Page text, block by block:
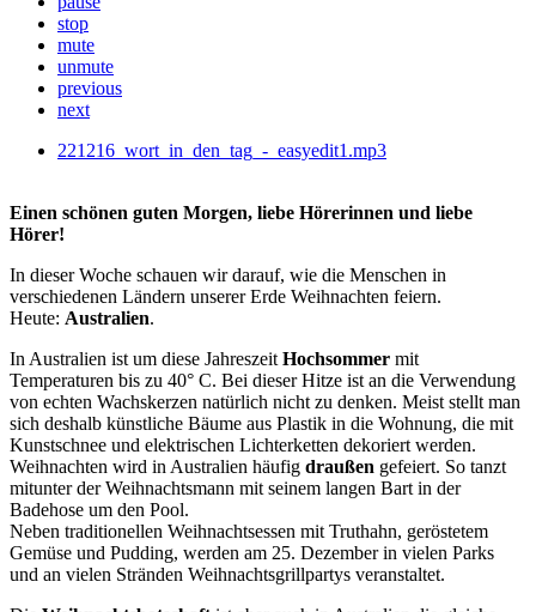
stop
mute
unmute
previous
next
221216_wort_in_den_tag_-_easyedit1.mp3
Einen schönen guten Morgen, liebe Hörerinnen und liebe
Hörer!
In dieser Woche schauen wir darauf, wie die Menschen in
verschiedenen Ländern unserer Erde Weihnachten feiern.
Heute: Australien.
In Australien ist um diese Jahreszeit Hochsommer mit
Temperaturen bis zu 40° C. Bei dieser Hitze ist an die Verwendung
von echten Wachskerzen natürlich nicht zu denken. Meist stellt man
sich deshalb künstliche Bäume aus Plastik in die Wohnung, die mit
Kunstschnee und elektrischen Lichterketten dekoriert werden.
Weihnachten wird in Australien häufig draußen gefeiert. So tanzt
mitunter der Weihnachtsmann mit seinem langen Bart in der
Badehose um den Pool.
Neben traditionellen Weihnachtsessen mit Truthahn, geröstetem
Gemüse und Pudding, werden am 25. Dezember in vielen Parks
und an vielen Stränden Weihnachtsgrillpartys veranstaltet.